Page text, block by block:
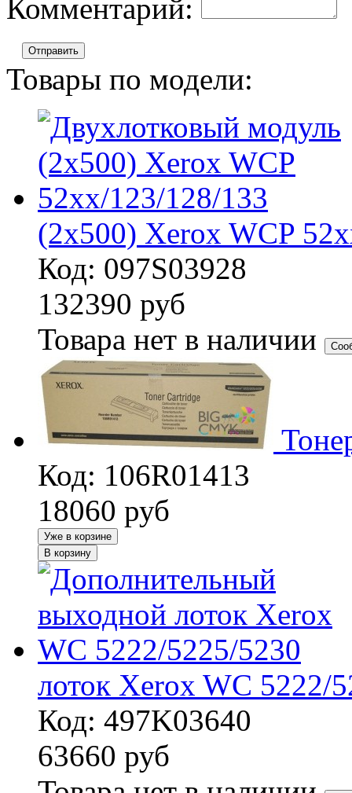
Комментарий:
Отправить
Товары по модели:
(2x500) Xerox WCP
Код: 097S03928
132390 руб
Товара нет в наличии
Код: 106R01413
18060 руб
Уже в корзине
В корзину
лоток Xerox WC 5222/
Код: 497K03640
63660 руб